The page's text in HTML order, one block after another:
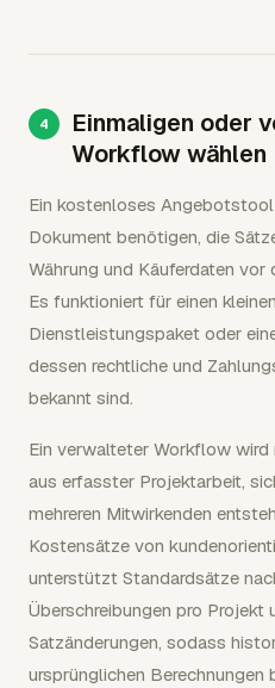
Einmaligen oder
Workflow wählen
Ein kostenloses Angebotstool
Dokument benötigen, die
Währung und Käuferdaten vor
Es funktioniert für einen
Dienstleistungspaket oder
dessen rechtliche und
bekannt sind.
Ein verwalteter Workflow
aus erfasster Projektarbeit,
mehreren Mitwirkenden
Kostensätze von
unterstützt Standardsätze
Überschreibungen pro Projekt
Satzänderungen, sodass
ursprünglichen Berechnungen